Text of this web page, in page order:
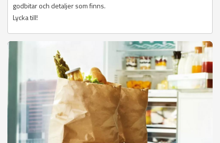
godbitar och detaljer som finns.
Lycka till!